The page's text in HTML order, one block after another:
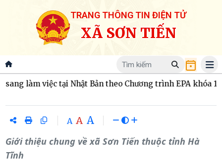
TRANG THÔNG TIN ĐIỆN TỬ
XÃ SƠN TIẾN
làm việc tại Nhật Bản theo Chương trình EPA khóa 15
A A A
Giới thiệu chung về xã Sơn Tiến thuộc tỉnh Hà
Tĩnh